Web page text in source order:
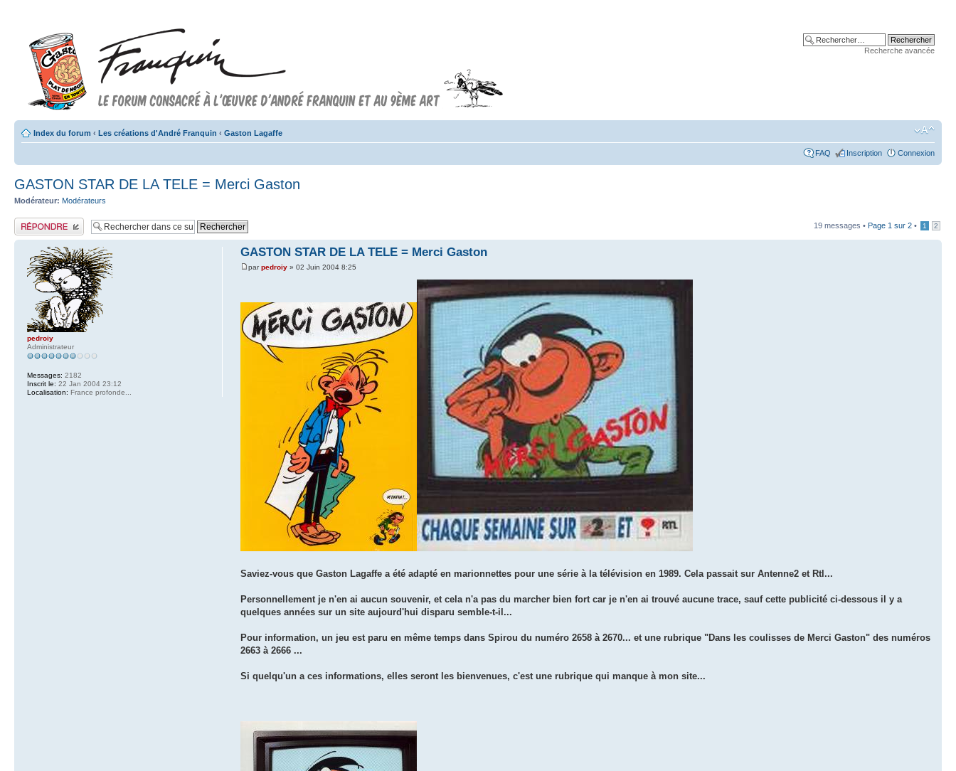
Recherche avancée
Index du forum ‹ Les créations d'André Franquin ‹ Gaston Lagaffe
FAQ Inscription Connexion
GASTON STAR DE LA TELE = Merci Gaston
Modérateur: Modérateurs
Publier une réponse 19 messages • Page 1 sur 2 • 1 2
GASTON STAR DE LA TELE = Merci Gaston
parpedroiy » 02 Juin 2004 8:25
Saviez-vous que Gaston Lagaffe a été adapté en marionnettes pour une série à la télévision en 1989. Cela passait sur Antenne2 et Rtl...
Personnellement je n'en ai aucun souvenir, et cela n'a pas du marcher bien fort car je n'en ai trouvé aucune trace, sauf cette publicité ci-dessous il y a
quelques années sur un site aujourd'hui disparu semble-t-il...
Pour information, un jeu est paru en même temps dans Spirou du numéro 2658 à 2670... et une rubrique "Dans les coulisses de Merci Gaston" des numéros
2663 à 2666 ...
Si quelqu'un a ces informations, elles seront les bienvenues, c'est une rubrique qui manque à mon site...
pedroiy
Administrateur
Messages: 2182
Inscrit le: 22 Jan 2004 23:12
Localisation: France profonde...